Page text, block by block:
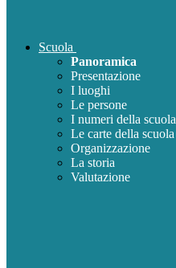
Scuola
Panoramica
Presentazione
I luoghi
Le persone
I numeri della scuola
Le carte della scuola
Organizzazione
La storia
Valutazione